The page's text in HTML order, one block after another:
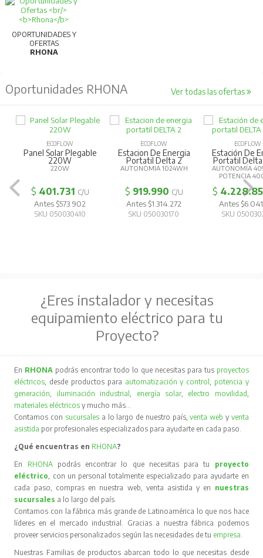
OPORTUNIDADES Y
OFERTAS
RHONA
Oportunidades RHONA Ver todas las ofertas
ECOFLOW
Panel Solar Plegable
220W
220W
$ 401.731 C/U
Antes $573.902
SKU 050030410
ECOFLOW
Estacion De Energia
Portatil Delta 2
AUTONOMIA 1024WH
$ 919.990 C/U
Antes $1.314.272
SKU 050030170
ECOFLOW
Estación De
Portatil Delta
AUTONOMÍA
POTENCIA
$
Antes
SKU
¿Eres instalador y necesitas
equipamiento eléctrico para tu
Proyecto?
En RHONA podrás encontrar todo lo que necesitas para tus proyectos
eléctricos, desde productos para automatización y control, potencia y
generación, iluminación industrial, energía solar, electro movilidad,
materiales eléctricos y mucho más…
Contamos con sucursales a lo largo de nuestro país,venta web y venta
asistida por profesionales especializados para ayudarte en cada paso.
¿Qué encuentras en RHONA?
En RHONA podrás encontrar lo que necesitas para tu proyecto
eléctrico, con un personal totalmente especializado para ayudarte en
cada paso, compras en nuestra web, venta asistida y en nuestras
sucursales a lo largo del país.
Contamos con la fábrica más grande de Latinoamérica lo que nos hace
líderes en el mercado industrial. Gracias a nuestra fábrica podemos
proveer servicios personalizados según las necesidades de tu empresa.
Nuestras Familias de productos abarcan todo lo que necesitas desde